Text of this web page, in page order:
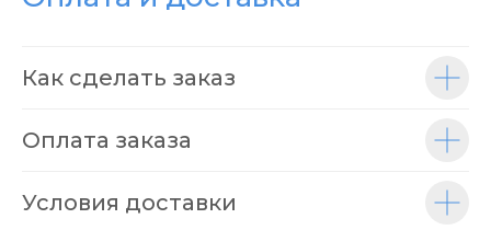
Как сделать заказ
Оплата заказа
Условия доставки